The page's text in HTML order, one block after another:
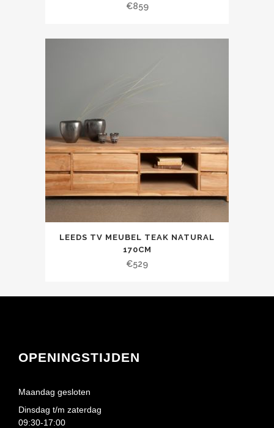
€859
LEEDS TV MEUBEL TEAK NATURAL
170CM
€529
OPENINGSTIJDEN
Maandag gesloten
Dinsdag t/m zaterdag
09:30-17:00